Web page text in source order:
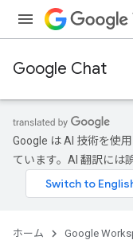
Google Chat
Google は AI 技術を使
ています。AI 翻訳には
ホーム Google